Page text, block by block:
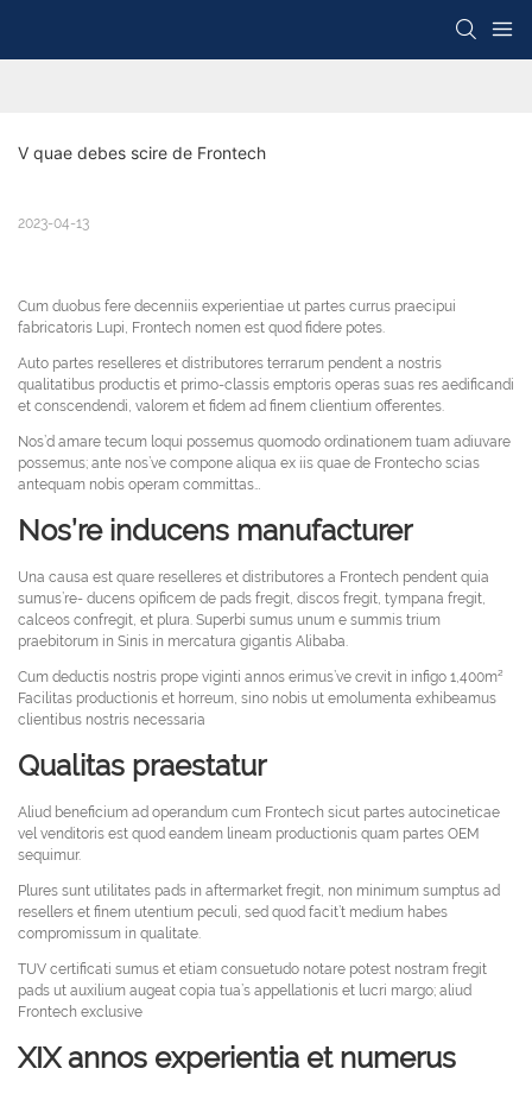
V quae debes scire de Frontech
2023-04-13
Cum duobus fere decenniis experientiae ut partes currus praecipui
fabricatoris Lupi, Frontech nomen est quod fidere potes.
Auto partes reselleres et distributores terrarum pendent a nostris
qualitatibus productis et primo-classis emptoris operas suas res aedificandi
et conscendendi, valorem et fidem ad finem clientium offerentes.
Nos’d amare tecum loqui possemus quomodo ordinationem tuam adiuvare
possemus; ante nos’ve compone aliqua ex iis quae de Frontecho scias
antequam nobis operam committas…
Nos’re inducens manufacturer
Una causa est quare reselleres et distributores a Frontech pendent quia
sumus’re- ducens opificem de pads fregit, discos fregit, tympana fregit,
calceos confregit, et plura. Superbi sumus unum e summis trium
praebitorum in Sinis in mercatura gigantis Alibaba.
Cum deductis nostris prope viginti annos erimus’ve crevit in infigo 1,400m²
Facilitas productionis et horreum, sino nobis ut emolumenta exhibeamus
clientibus nostris necessaria
Qualitas praestatur
Aliud beneficium ad operandum cum Frontech sicut partes autocineticae
vel venditoris est quod eandem lineam productionis quam partes OEM
sequimur.
Plures sunt utilitates pads in aftermarket fregit, non minimum sumptus ad
resellers et finem utentium peculi, sed quod facit’t medium habes
compromissum in qualitate.
TUV certificati sumus et etiam consuetudo notare potest nostram fregit
pads ut auxilium augeat copia tua’s appellationis et lucri margo; aliud
Frontech exclusive
XIX annos experientia et numerus